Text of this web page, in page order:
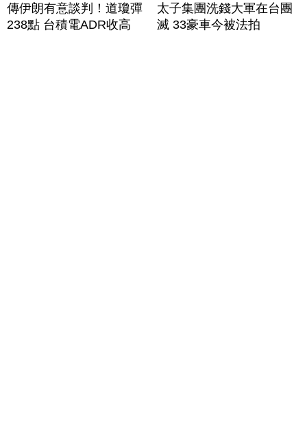
傳伊朗有意談判！道瓊彈
238點 台積電ADR收高
太子集團洗錢大軍在台團
滅 33豪車今被法拍